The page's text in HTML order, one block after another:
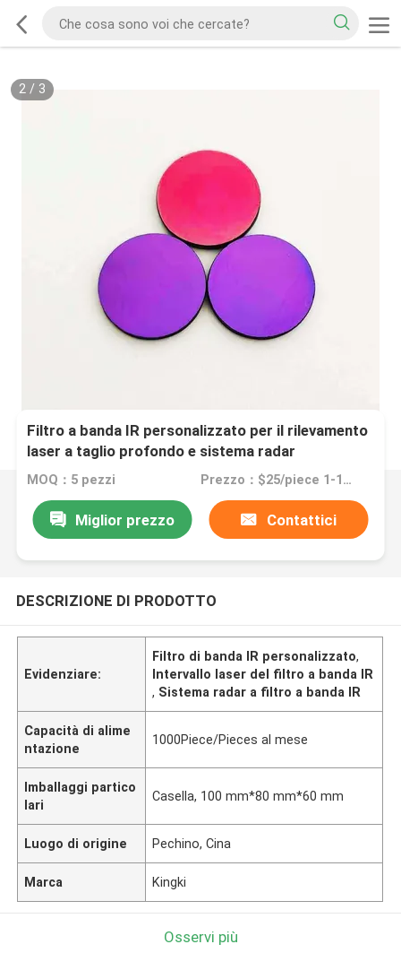
2/ 3
Filtro a banda IR personalizzato per il rilevamento
laser a taglio profondo e sistema radar
MOQ：5 pezzi Prezzo：$25/piece 1-10piece; $20/piece 11-50pieces; $15piece >=51pieces
Miglior prezzo Contattici
DESCRIZIONE DI PRODOTTO
Evidenziare:
Filtro di banda IR personalizzato,
Intervallo laser del filtro a banda IR
, Sistema radar a filtro a banda IR
Capacità di alime
ntazione
1000Piece/Pieces al mese
Imballaggi partico
lari
Casella, 100 mm*80 mm*60 mm
Luogo di origine Pechino, Cina
Marca Kingki
Osservi più